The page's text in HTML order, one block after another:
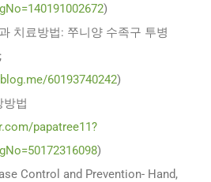
)
치료방법: 쭈니양 수족구 투병
60193740242)
방법
papatree11?
)
Control and Prevention- Hand,